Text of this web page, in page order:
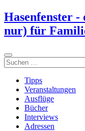
Zum
Inhalt
springen
Hasenfenster
nur) für
Suchen
Tipps
Veranstaltungen
Ausflüge
Bücher
Interviews
Adressen